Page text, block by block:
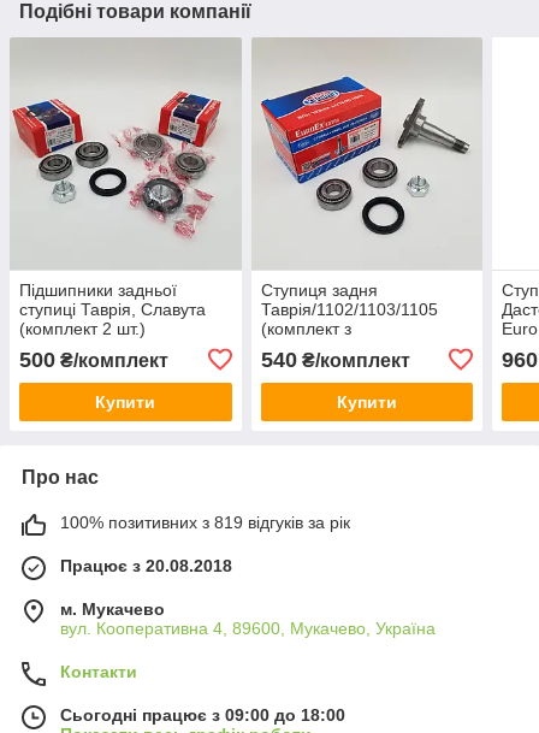
Подібні товари компанії
Підшипники задньої
ступиці Таврія, Славута
(комплект 2 шт.)
72047205
500 ₴/комплект
Купити
Ступиця задня
Таврія/1102/1103/1105
(комплект з
Угорщина
540₴/комплект
Купити
960
Про нас
100% позитивних з 819 відгуків за рік
Працює з 20.08.2018
м. Мукачево
вул. Кооперативна 4, 89600, Мукачево, Україна
Контакти
Сьогодні працює з 09:00 до 18:00